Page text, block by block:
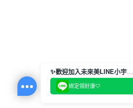
✨歡迎加入未來美LINE小宇宙💫
綁定領好康🤍